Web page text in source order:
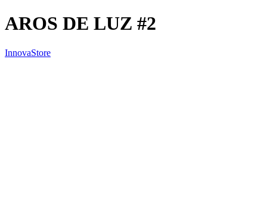
AROS DE LUZ #2
InnovaStore